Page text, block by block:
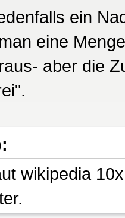
ein
eine
aber die
wikipedia